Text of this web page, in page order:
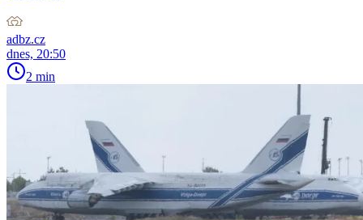
adbz.cz
dnes, 20:50
2 min